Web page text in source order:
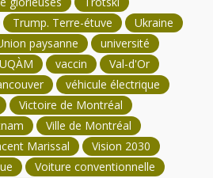
Trump. Terre-étuve
Ukraine
paysanne
université
UQÀM vaccin
Val-d'Or
véhicule électrique
Victoire de Montréal
Ville de Montréal
Marissal
Vision 2030
Voiture conventionnelle